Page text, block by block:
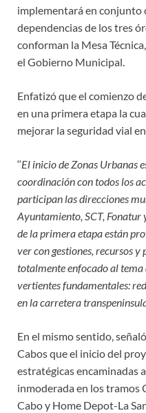
implementará en conjunto
dependencias de los tres
conforman la Mesa
el Gobierno Municipal.
Enfatizó que el comienzo
en una primera etapa la
mejorar la seguridad vial
‘‘El inicio de Zonas Urbanas
coordinación con todos los
participan las direcciones
Ayuntamiento, SCT,
de la primera etapa están
ver con gestiones, recursos y
totalmente enfocado al
vertientes fundamentales:
en la carretera
En el mismo sentido,
Cabos que el inicio del
estratégicas encaminadas
inmoderada en los tramos
Cabo y Home Depot-La